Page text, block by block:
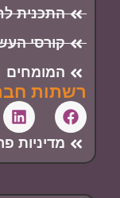
התכנית
קורסי
המומחים
רשתות
מדיניות